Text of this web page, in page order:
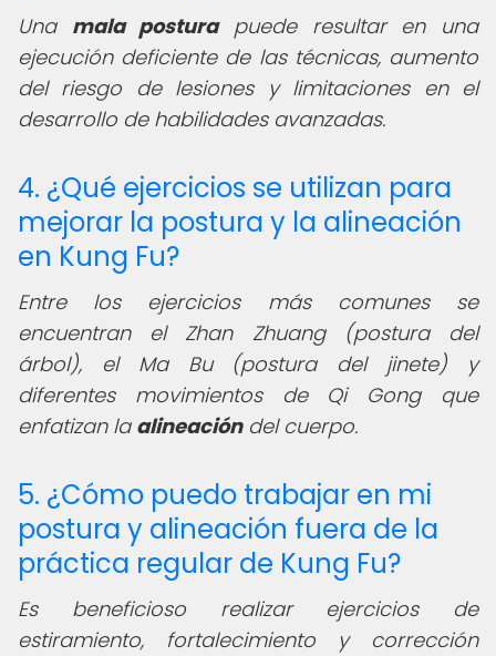
Una mala posturapuede resultar en una
ejecución deficiente de las técnicas, aumento
del riesgo de lesiones y limitaciones en el
desarrollo de habilidades avanzadas.
4. ¿Qué ejercicios se utilizan para
mejorar la postura y la alineación
en Kung Fu?
Entre los ejercicios más comunes se
encuentran el Zhan Zhuang (postura del
árbol), el Ma Bu (postura del jinete) y
diferentes movimientos de Qi Gong que
enfatizan la alineacióndel cuerpo.
5. ¿Cómo puedo trabajar en mi
postura y alineación fuera de la
práctica regular de Kung Fu?
Es beneficioso realizar ejercicios de
estiramiento, fortalecimiento y corrección